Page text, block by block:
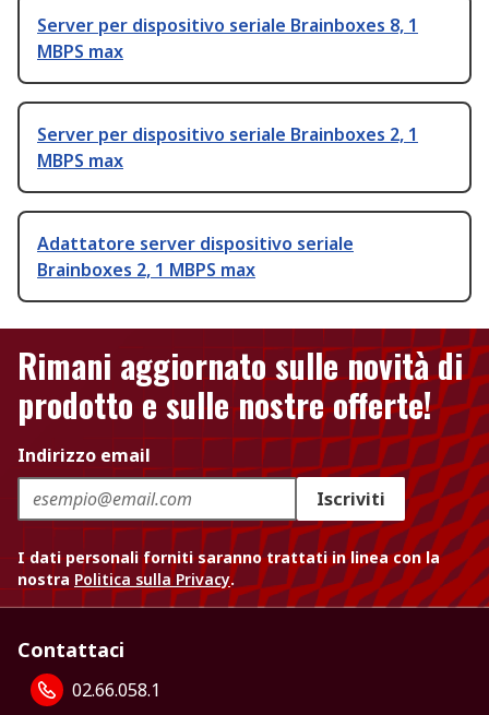
Server per dispositivo seriale Brainboxes 8, 1
MBPS max
Server per dispositivo seriale Brainboxes 2, 1
MBPS max
Adattatore server dispositivo seriale
Brainboxes 2, 1 MBPS max
Rimani aggiornato sulle novità di
prodotto e sulle nostre offerte!
Indirizzo email
Iscriviti
I dati personali forniti saranno trattati in linea con la
nostra Politica sulla Privacy.
Contattaci
02.66.058.1